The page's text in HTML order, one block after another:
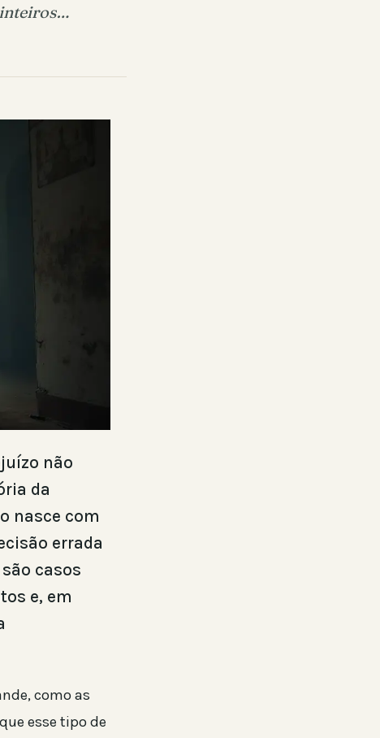
inteiros…
não
da
nasce com
errada
casos
e, em
como as
esse tipo de